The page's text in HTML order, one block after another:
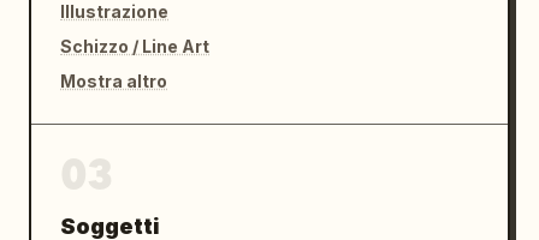
Illustrazione
Schizzo / Line Art
Mostra altro
Soggetti